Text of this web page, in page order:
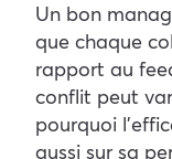
Un bon
que chaque
rapport au
conflit peut
pourquoi
aussi sur sa